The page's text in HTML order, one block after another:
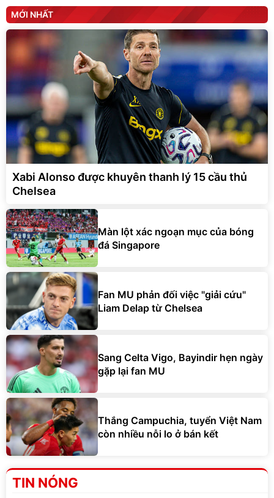
MỚI NHẤT
Xabi Alonso được khuyên thanh lý 15 cầu thủ
Chelsea
Màn lột xác ngoạn mục của bóng
đá Singapore
Fan MU phản đối việc "giải cứu"
Liam Delap từ Chelsea
Sang Celta Vigo, Bayindir hẹn ngày
gặp lại fan MU
Thắng Campuchia, tuyển Việt Nam
còn nhiều nỗi lo ở bán kết
TIN NÓNG